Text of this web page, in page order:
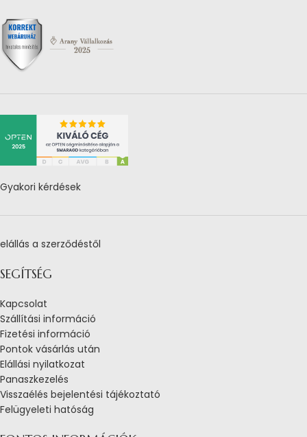
Gyakori kérdések
elállás a szerződéstől
SEGÍTSÉG
Kapcsolat
Szállítási információ
Fizetési információ
Pontok vásárlás után
Elállási nyilatkozat
Panaszkezelés
Visszaélés bejelentési tájékoztató
Felügyeleti hatóság